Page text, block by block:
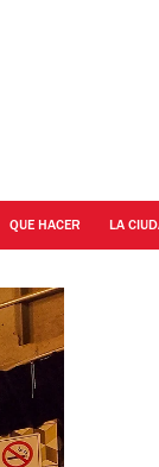
QUE HACER LA